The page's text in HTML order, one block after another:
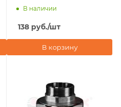
Valfex, серая
В наличии
138 руб./шт
В корзину